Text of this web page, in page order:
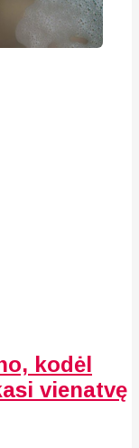
kodėl
vienatvę